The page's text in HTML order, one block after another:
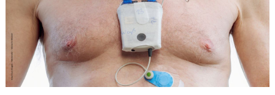
ELTERN UND KIND